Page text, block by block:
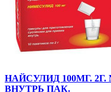
НАЙСУЛИД 100МГ.
ВНУТРЬ ПАК.